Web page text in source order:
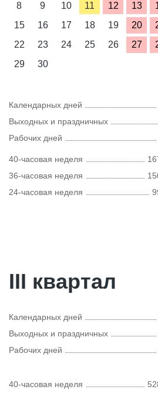
8
9 10 11 12 13
15
16 17 18 19 20
22
23 24 25 26 27
29
30
Календарных дней
Выходных и праздничных
Рабочих дней
40-часовая неделя
36-часовая неделя
24-часовая неделя
III квартал
Календарных дней
Выходных и праздничных
Рабочих дней
40-часовая неделя